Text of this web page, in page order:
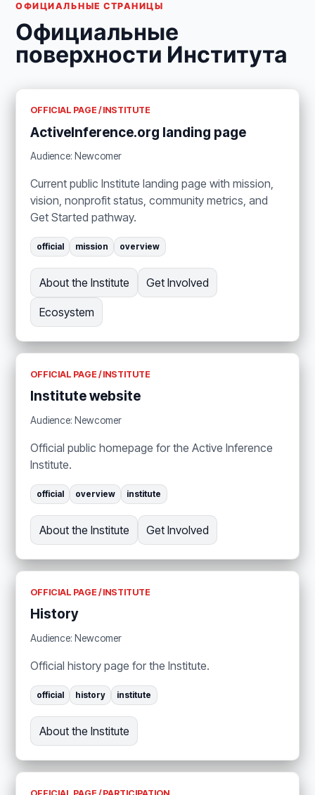
ОФИЦИАЛЬНЫЕ СТРАНИЦЫ
Официальные
поверхности Института
OFFICIAL PAGE / INSTITUTE
ActiveInference.org landing page
Audience: Newcomer
Current public Institute landing page with mission,
vision, nonprofit status, community metrics, and
Get Started pathway.
official mission overview
About the Institute Get Involved
Ecosystem
OFFICIAL PAGE / INSTITUTE
Institute website
Audience: Newcomer
Official public homepage for the Active Inference
Institute.
official overview institute
About the Institute Get Involved
OFFICIAL PAGE / INSTITUTE
History
Audience: Newcomer
Official history page for the Institute.
official history institute
About the Institute